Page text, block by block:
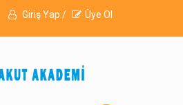
Giriş Yap / Üye Ol